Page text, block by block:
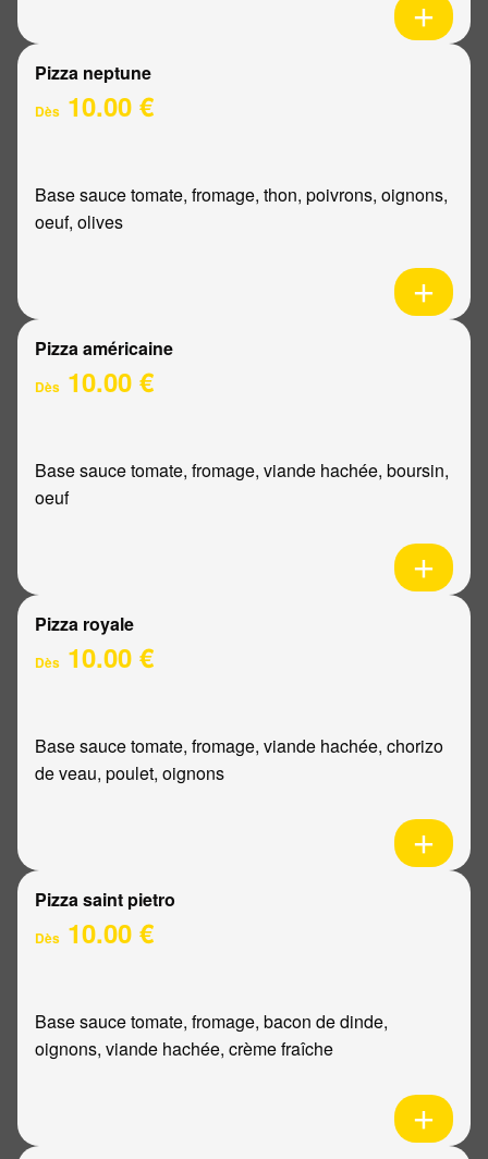
Pizza neptune
Dès 10.00 €
Base sauce tomate, fromage, thon, poivrons, oignons,
oeuf, olives
Pizza américaine
Dès 10.00 €
Base sauce tomate, fromage, viande hachée, boursin,
oeuf
Pizza royale
Dès 10.00 €
Base sauce tomate, fromage, viande hachée, chorizo
de veau, poulet, oignons
Pizza saint pietro
Dès 10.00 €
Base sauce tomate, fromage, bacon de dinde,
oignons, viande hachée, crème fraîche